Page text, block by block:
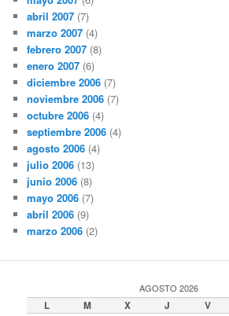
abril 2007 (7)
marzo 2007 (4)
febrero 2007 (8)
enero 2007 (6)
diciembre 2006 (7)
noviembre 2006 (7)
octubre 2006 (4)
septiembre 2006 (4)
agosto 2006 (4)
julio 2006 (13)
junio 2006 (8)
mayo 2006 (7)
abril 2006 (9)
marzo 2006 (2)
AGOSTO 2026
L M X J V